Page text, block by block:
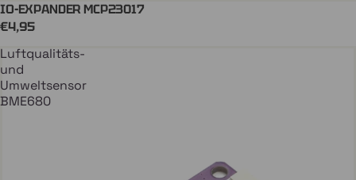
QWIIC Coming soon
IO-EXPANDER MCP23017
€4,95
Luftqualitäts-
und
Umweltsensor
BME680